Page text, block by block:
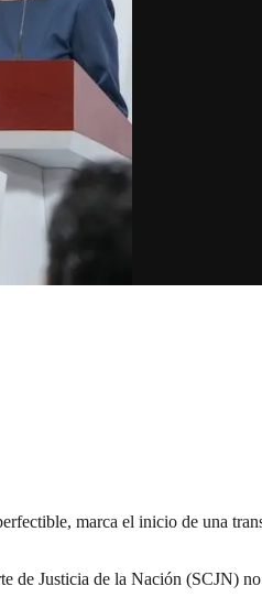
marca el inicio de una
de Justicia de la Nación (SCJN)